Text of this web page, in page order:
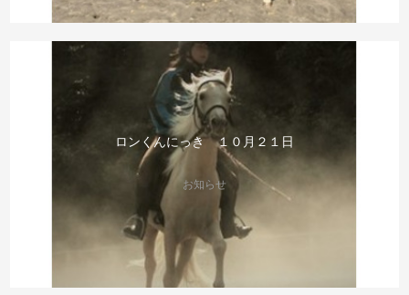
ロンくんにっき １０月２１日
お知らせ